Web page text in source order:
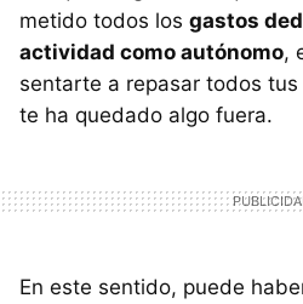
metido todos los gastos
actividad como autónomo,
sentarte a repasar todos
te ha quedado algo fuera.
En este sentido, puede